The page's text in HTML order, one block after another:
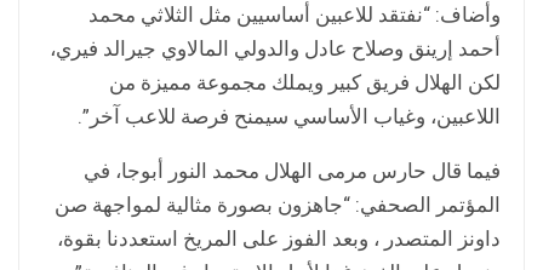
وأضاف: “نفتقد للاعبين أساسيين مثل الثلاثي محمد
أحمد إرينق وصلاح عادل والدولي المالاوي جيرالد فيري،
لكن الهلال فريق كبير ويملك مجموعة مميزة من
اللاعبين، وغياب الأساسي سيمنح فرصة للاعب آخر”.
فيما قال حارس مرمى الهلال محمد النور أبوجا، في
المؤتمر الصحفي: “جاهزون بصورة مثالية لمواجهة صن
داونز المتصدر ، وبعد الفوز على المريخ استعددنا بقوة،